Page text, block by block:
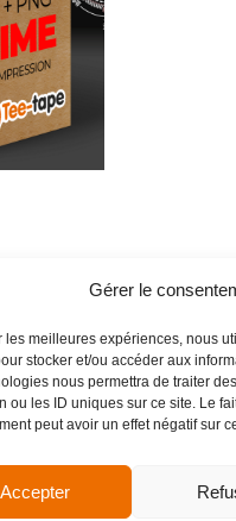
Gérer le
les meilleures expériences, nous
stocker et/ou accéder aux
nous permettra de traiter
ou les ID uniques sur ce site. Le
peut avoir un effet négatif sur
Accepter
de vente Site réalisé